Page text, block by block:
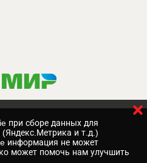
при сборе данных для
(Яндекс.Метрика и т.д.)
информация не может
может помочь нам улучшить